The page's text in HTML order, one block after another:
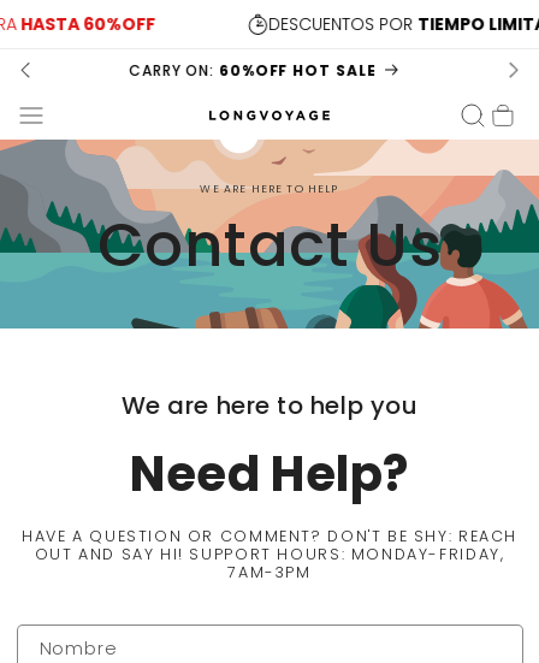
HASTA 60%OFF DESCUENTOS PORTIEMPO
Carrito
WE ARE HERE TO HELP
Contact Us
We are here to help you
Need Help?
HAVE A QUESTION OR COMMENT? DON'T BE SHY: REACH
OUT AND SAY HI! SUPPORT HOURS: MONDAY-FRIDAY,
7AM-3PM
Formulario de contacto
Nombre